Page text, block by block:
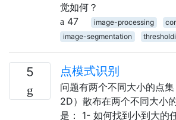
觉如何？
47
image-processing
image-segmentation
5 点模式识别
问题有两个不同大小的点
2D）散布在两个不同大小
是： 1- 如何找到小到大的